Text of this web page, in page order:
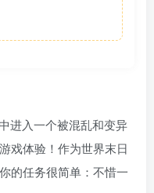
进入一个被混乱和变异
戏体验！作为世界末日
的任务很简单：不惜一